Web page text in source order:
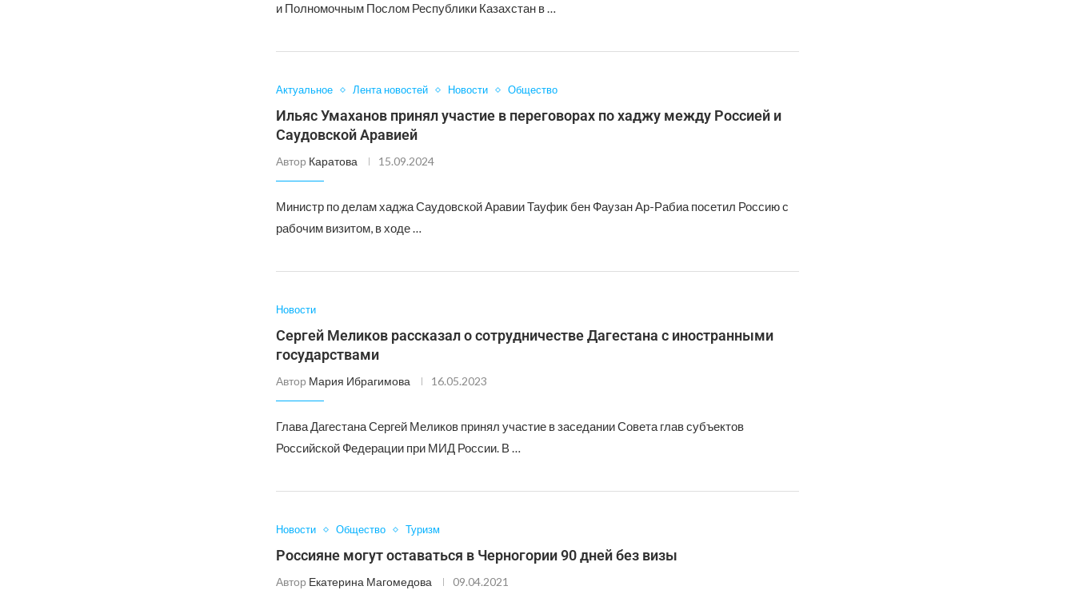
и Полномочным Послом Республики Казахстан в …
Актуальное Лента новостей Новости Общество
Ильяс Умаханов принял участие в переговорах по хаджу между Россией и
Саудовской Аравией
Автор Каратова 15.09.2024
Министр по делам хаджа Саудовской Аравии Тауфик бен Фаузан Ар-Рабиа посетил Россию с
рабочим визитом, в ходе …
Новости
Сергей Меликов рассказал о сотрудничестве Дагестана с иностранными
государствами
Автор Мария Ибрагимова 16.05.2023
Глава Дагестана Сергей Меликов принял участие в заседании Совета глав субъектов
Российской Федерации при МИД России. В …
Новости Общество Туризм
Россияне могут оставаться в Черногории 90 дней без визы
Автор Екатерина Магомедова 09.04.2021